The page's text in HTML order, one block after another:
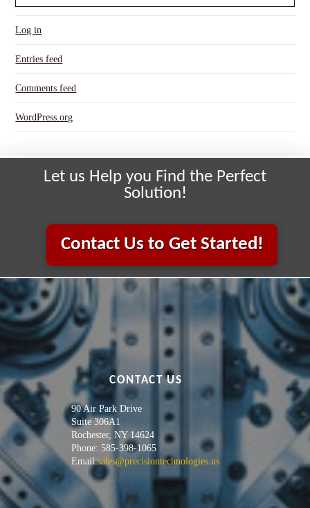
Log in
Entries feed
Comments feed
WordPress.org
Let us Help you Find the Perfect
Solution!
Contact Us to Get Started!
CONTACT US
90 Air Park Drive
Suite 306A1
Rochester, NY 14624
Phone: 585-398-1065
Email:sales@precisiontechnologies.us